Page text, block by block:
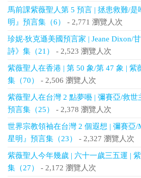
馬前課紫薇聖人第 5 預言 | 拯患救難/是
明』預言集（6）
- 2,771 瀏覽人次
珍妮‧狄克遜美國預言家 | Jeane Dixon/
詩》集（21）
- 2,523 瀏覽人次
紫薇聖人在香港 | 第 50 象/第 47 象 | 紫
集（70）
- 2,506 瀏覽人次
紫薇聖人在台灣 2 點夢囈 | 彌賽亞/救世
預言集（25）
- 2,378 瀏覽人次
世界宗教領袖在台灣 2 個遐想 | 彌賽亞/
星明』預言集（23）
- 2,327 瀏覽人次
紫薇聖人今年幾歲 | 六十一歲三五運 |
集（27）
- 2,172 瀏覽人次